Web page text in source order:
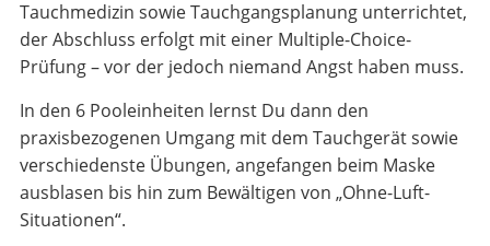
Tauchmedizin sowie Tauchgangsplanung unterrichtet,
der Abschluss erfolgt mit einer Multiple-Choice-
Prüfung – vor der jedoch niemand Angst haben muss.
In den 6 Pooleinheiten lernst Du dann den
praxisbezogenen Umgang mit dem Tauchgerät sowie
verschiedenste Übungen, angefangen beim Maske
ausblasen bis hin zum Bewältigen von „Ohne-Luft-
Situationen“.